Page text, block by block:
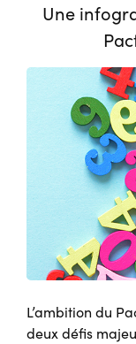
Une
L’ambition du
deux défis